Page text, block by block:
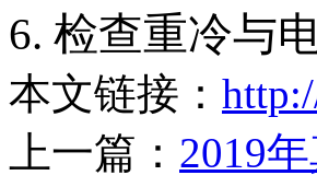
6. 检查重冷与
本文链接：
上一篇： 2019